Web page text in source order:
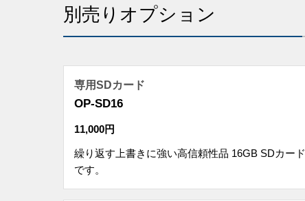
別売りオプション
専用SDカード
OP-SD16
11,000円
繰り返す上書きに強い高信頼性品 16GB SDカード
です。